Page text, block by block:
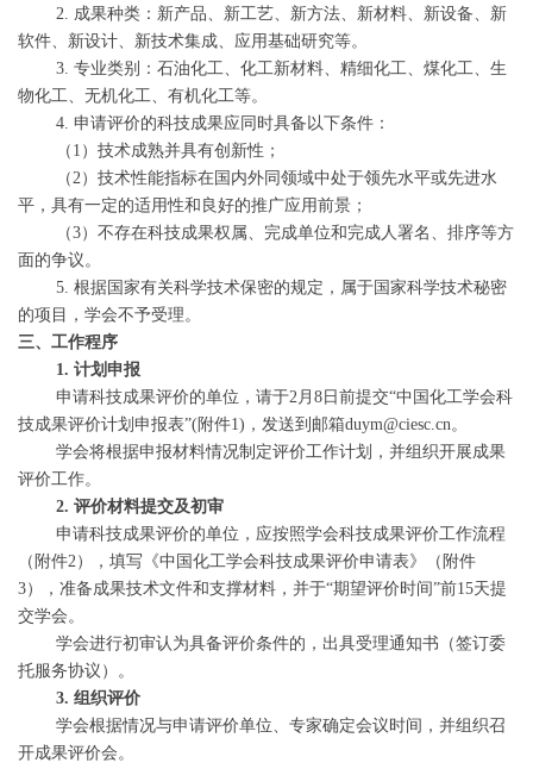
2. 成果种类：新产品、新工艺、新方法、新材料、新设备、新
软件、新设计、新技术集成、应用基础研究等。
3. 专业类别：石油化工、化工新材料、精细化工、煤化工、生
物化工、无机化工、有机化工等。
4. 申请评价的科技成果应同时具备以下条件：
（1）技术成熟并具有创新性；
（2）技术性能指标在国内外同领域中处于领先水平或先进水
平，具有一定的适用性和良好的推广应用前景；
（3）不存在科技成果权属、完成单位和完成人署名、排序等方
面的争议。
5. 根据国家有关科学技术保密的规定，属于国家科学技术秘密
的项目，学会不予受理。
三、工作程序
1. 计划申报
申请科技成果评价的单位，请于2月8日前提交“中国化工学会科
技成果评价计划申报表”(附件1)，发送到邮箱duym@ciesc.cn。
学会将根据申报材料情况制定评价工作计划，并组织开展成果
评价工作。
2. 评价材料提交及初审
申请科技成果评价的单位，应按照学会科技成果评价工作流程
（附件2），填写《中国化工学会科技成果评价申请表》（附件
3），准备成果技术文件和支撑材料，并于“期望评价时间”前15天提
交学会。
学会进行初审认为具备评价条件的，出具受理通知书（签订委
托服务协议）。
3. 组织评价
学会根据情况与申请评价单位、专家确定会议时间，并组织召
开成果评价会。